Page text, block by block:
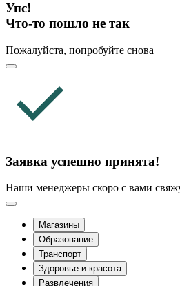
Упс!
Что-то пошло не так
Пожалуйста, попробуйте снова
Заявка успешно принята!
Наши менеджеры скоро с вами
Магазины
Образование
Транспорт
Здоровье и красота
Развлечения